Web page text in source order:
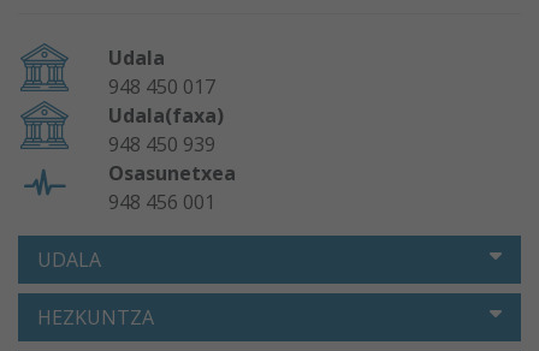
Udala
948 450 017
Udala(faxa)
948 450 939
Osasunetxea
948 456 001
UDALA
HEZKUNTZA